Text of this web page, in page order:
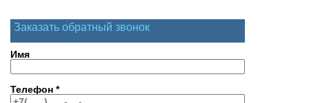
Заказать обратный звонок
Имя
Телефон *